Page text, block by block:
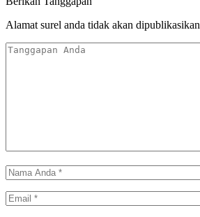
Alamat surel anda tidak akan dipublikasikan